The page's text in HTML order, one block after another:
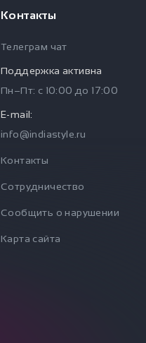
Контакты
Телеграм чат
Поддержка активна
Пн–Пт: с 10:00 до 17:00
E-mail:
info@indiastyle.ru
Контакты
Сотрудничество
Сообщить о нарушении
Карта сайта